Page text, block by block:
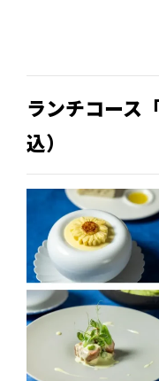
ランチコース
込）